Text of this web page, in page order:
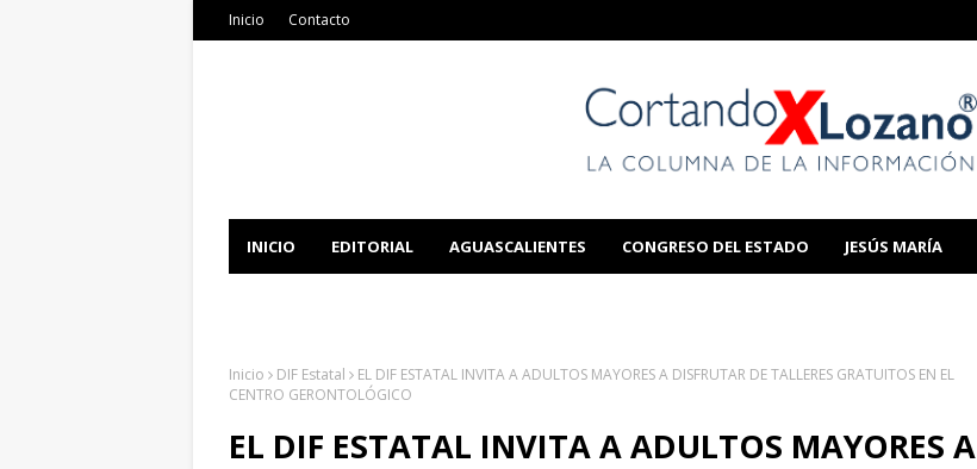
Inicio Contacto
INICIO EDITORIAL AGUASCALIENTES CONGRESO DEL ESTADO JESÚS MARÍA
Inicio DIF Estatal
EL DIF ESTATAL INVITA A ADULTOS MAYORES A DISFRUTAR DE TALLERES GRATUITOS EN EL
CENTRO GERONTOLÓGICO
EL DIF ESTATAL INVITA A ADULTOS MAYORES A